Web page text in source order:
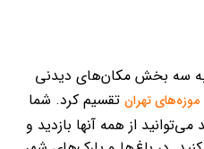
به سه بخش مکان‌های دیدنی
موزه‌های تهران تقسیم کرد. شما
از همه آنها بازدید و